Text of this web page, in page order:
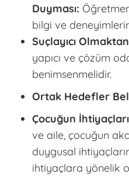
Duyması:
bilgi ve
Suçlayıcı
yapıcı ve çözüm
benimsenmelidir.
Ortak Hedefler
Çocuğun
ve aile, çocuğun
duygusal
ihtiyaçlara yönelik